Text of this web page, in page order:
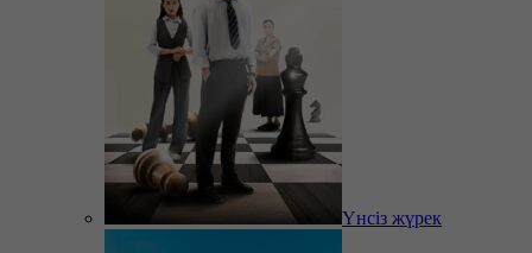
Үнсіз жүрек